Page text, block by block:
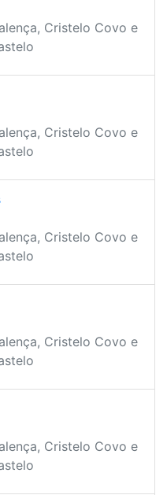
Cristelo Covo e
Cristelo Covo e
Cristelo Covo e
Cristelo Covo e
Cristelo Covo e